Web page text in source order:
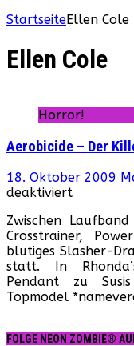
StartseiteEllen Cole
Ellen Cole
Horror!
Aerobicide – Der
18. Oktober 2009
deaktiviertfür
–
Der
Killer-
Fitness-
Club
(USA,
Zwischen
Crosstrainer,
blutiges Slasher-
statt. In
Pendant zu
Topmodel
FOLGE NEON ZOMBIE®